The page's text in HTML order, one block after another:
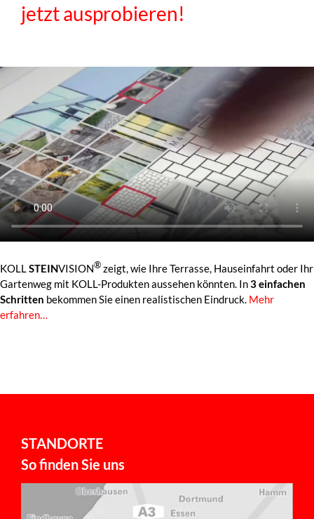
jetzt ausprobieren!
KOLLSTEINVISION®zeigt, wie Ihre Terrasse, Hauseinfahrt oder Ihr
Gartenweg mit KOLL-Produkten aussehen könnten. In3 einfachen
Schritten bekommen Sie einen realistischen Eindruck. Mehr
erfahren…
STANDORTE
So finden Sie uns